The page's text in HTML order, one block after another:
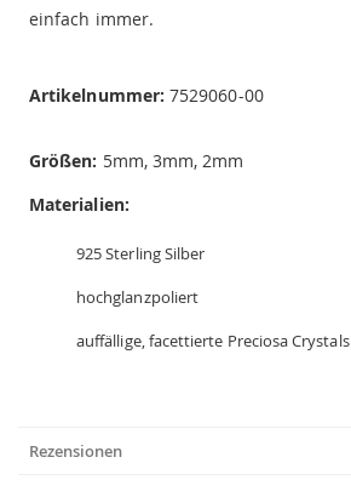
einfach immer.
Artikelnummer:7529060-00
Größen: 5mm, 3mm, 2mm
Materialien:
925 Sterling Silber
hochglanzpoliert
auffällige, facettierte Preciosa Crystals
Rezensionen